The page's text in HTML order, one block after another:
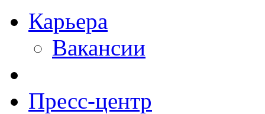
Карьера
Вакансии
Пресс-центр